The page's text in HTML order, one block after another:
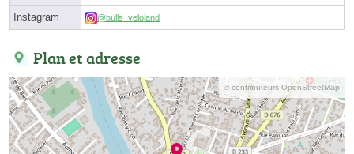
Instagram @bulls_veloland
Plan et adresse
© contributeurs OpenStreetMap